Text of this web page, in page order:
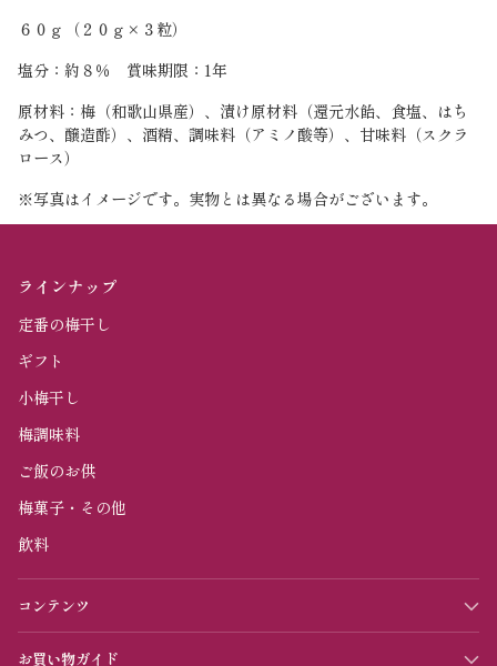
６０ｇ（２０ｇ×３粒）
塩分：約８％ 賞味期限：1年
原材料：梅（和歌山県産）、漬け原材料（還元水飴、食塩、はち
みつ、醸造酢）、酒精、調味料（アミノ酸等）、甘味料（スクラ
ロース）
※写真はイメージです。実物とは異なる場合がございます。
ラインナップ
定番の梅干し
ギフト
小梅干し
梅調味料
ご飯のお供
梅菓子・その他
飲料
コンテンツ
お買い物ガイド